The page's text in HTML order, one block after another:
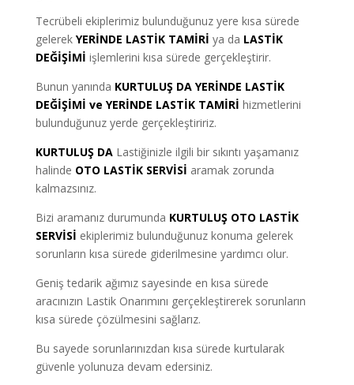
Tecrübeli ekiplerimiz bulunduğunuz yere kısa sürede
gelerek YERİNDE LASTİK TAMİRİ ya da LASTİK
DEĞİŞİMİ işlemlerini kısa sürede gerçekleştirir.
Bunun yanında KURTULUŞ DA YERİNDE LASTİK
DEĞİŞİMİ ve YERİNDE LASTİK TAMİRİ hizmetlerini
bulunduğunuz yerde gerçekleştiririz.
KURTULUŞ DALastiğinizle ilgili bir sıkıntı yaşamanız
halinde OTO LASTİK SERVİSİ aramak zorunda
kalmazsınız.
Bizi aramanız durumunda KURTULUŞ OTO LASTİK
SERVİSİ ekiplerimiz bulunduğunuz konuma gelerek
sorunların kısa sürede giderilmesine yardımcı olur.
Geniş tedarik ağımız sayesinde en kısa sürede
aracınızın Lastik Onarımını gerçekleştirerek sorunların
kısa sürede çözülmesini sağlarız.
Bu sayede sorunlarınızdan kısa sürede kurtularak
güvenle yolunuza devam edersiniz.